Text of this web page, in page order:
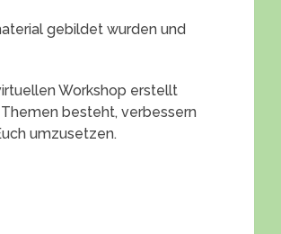
gebildet wurden und
Workshop erstellt
besteht, verbessern
umzusetzen.